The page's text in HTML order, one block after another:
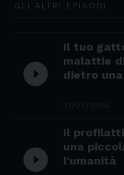
GLI ALTRI EPISODI
play_circle_filled
Il tuo
malattie
dietro
play_circle_filled
Il
una
l'umanità